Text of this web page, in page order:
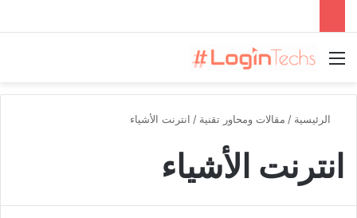
القائمة
الرئيسية / مقالات ومحاور تقنية / انترنت الأشياء
انترنت الأشياء